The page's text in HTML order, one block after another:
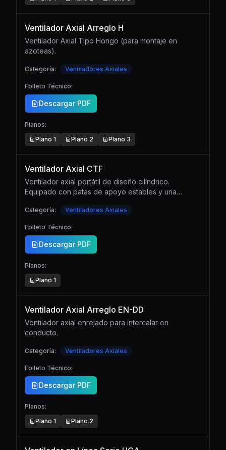
Ventilador Axial Arreglo H
Ventilador Axial Tipo Hongo (para montaje en
azoteas).
Categoría: Ventiladores Axiales
Folleto Técnico:
Descargar PDF
Planos:
Plano 1 Plano 2 Plano 3
Ventilador Axial CTF
Ventilador axial portátil de diseño cilíndrico.
Equipado con patas de apoyo estables y una
posicionamiento en diferentes entornos de trabajo.
Categoría: Ventiladores Axiales
Folleto Técnico:
Descargar PDF
Planos:
Plano 1
Ventilador Axial Arreglo EN-DD
Ventilador axial enrejado para intercalar en
conducto.
Categoría: Ventiladores Axiales
Folleto Técnico:
Descargar PDF
Planos:
Plano 1 Plano 2